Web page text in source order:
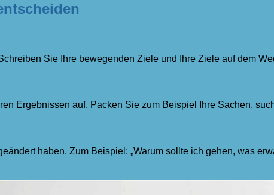
Sie Ihre bewegenden Ziele und Ihre Ziele auf dem
Ergebnissen auf. Packen Sie zum Beispiel Ihre Sachen,
haben. Zum Beispiel: „Warum sollte ich gehen, was